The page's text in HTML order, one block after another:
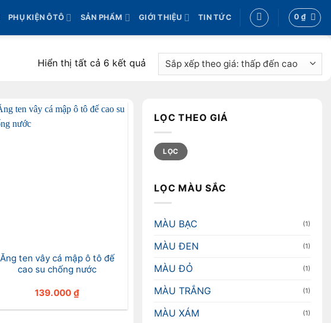
PHỤ KIỆN ÔTÔ SẢN PHẨM GIỚI THIỆU TIN TỨC 0₫
Hiển thị tất cả 6 kết quảĐã
sắp
giá:
thấp
đến
Ăng ten vây cá mập ô tô đế
cao su chống nước
139.000₫
LỌC THEO GIÁ
Giá
tối
thiểu
Giá
tối
đa
LỌC
LỌC MÀU SẮC
MÀU BẠC (1)
MÀU ĐEN (1)
MÀU ĐỎ (1)
MÀU TRẮNG (1)
MÀU XÁM (1)